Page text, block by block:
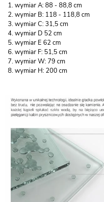
wymiar A: 88 - 88,8 cm
wymiar B: 118 - 118,8 cm
wymiar C: 31,5 cm
wymiar D 52 cm
wymiar E 62 cm
wymiar F: 51,5 cm
wymiar W: 79 cm
wymiar H: 200 cm